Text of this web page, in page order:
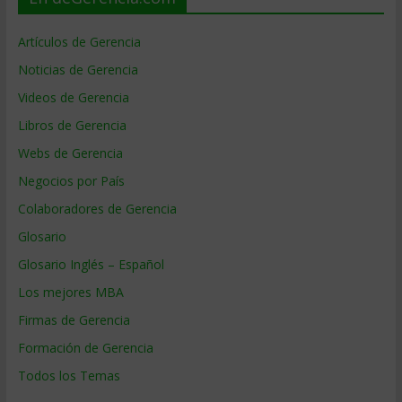
Artículos de Gerencia
Noticias de Gerencia
Videos de Gerencia
Libros de Gerencia
Webs de Gerencia
Negocios por País
Colaboradores de Gerencia
Glosario
Glosario Inglés – Español
Los mejores MBA
Firmas de Gerencia
Formación de Gerencia
Todos los Temas